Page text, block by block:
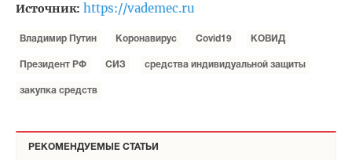
Источник: https://vademec.ru
Владимир Путин Коронавирус Covid19 КОВИД
Президент РФ СИЗ средства индивидуальной защиты
закупка средств
РЕКОМЕНДУЕМЫЕ СТАТЬИ